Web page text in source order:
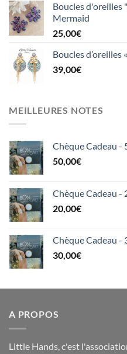
Boucles d'oreilles
Mermaid
25,00€
Boucles d’oreilles
39,00€
MEILLEURES NOTES
Chèque Cadeau -
50,00€
Chèque Cadeau -
20,00€
Chèque Cadeau -
30,00€
A PROPOS
Little Hands, c'est